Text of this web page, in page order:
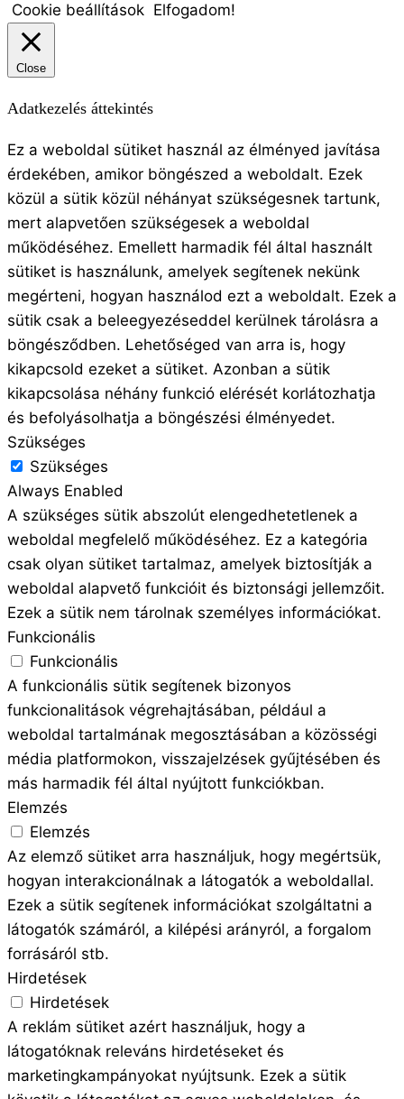
Cookie beállítások Elfogadom!
Close
Adatkezelés áttekintés
Ez a weboldal sütiket használ az élményed javítása
érdekében, amikor böngészed a weboldalt. Ezek
közül a sütik közül néhányat szükségesnek tartunk,
mert alapvetően szükségesek a weboldal
működéséhez. Emellett harmadik fél által használt
sütiket is használunk, amelyek segítenek nekünk
megérteni, hogyan használod ezt a weboldalt. Ezek a
sütik csak a beleegyezéseddel kerülnek tárolásra a
böngésződben. Lehetőséged van arra is, hogy
kikapcsold ezeket a sütiket. Azonban a sütik
kikapcsolása néhány funkció elérését korlátozhatja
és befolyásolhatja a böngészési élményedet.
Szükséges
Szükséges
Always Enabled
A szükséges sütik abszolút elengedhetetlenek a
weboldal megfelelő működéséhez. Ez a kategória
csak olyan sütiket tartalmaz, amelyek biztosítják a
weboldal alapvető funkcióit és biztonsági jellemzőit.
Ezek a sütik nem tárolnak személyes információkat.
Funkcionális
Funkcionális
A funkcionális sütik segítenek bizonyos
funkcionalitások végrehajtásában, például a
weboldal tartalmának megosztásában a közösségi
média platformokon, visszajelzések gyűjtésében és
más harmadik fél által nyújtott funkciókban.
Elemzés
Elemzés
Az elemző sütiket arra használjuk, hogy megértsük,
hogyan interakcionálnak a látogatók a weboldallal.
Ezek a sütik segítenek információkat szolgáltatni a
látogatók számáról, a kilépési arányról, a forgalom
forrásáról stb.
Hirdetések
Hirdetések
A reklám sütiket azért használjuk, hogy a
látogatóknak releváns hirdetéseket és
marketingkampányokat nyújtsunk. Ezek a sütik